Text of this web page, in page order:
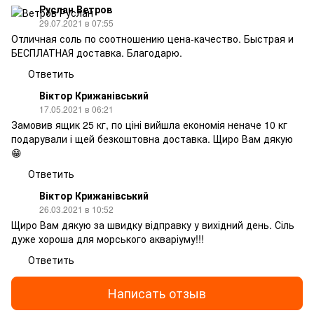
Руслан Ветров
29.07.2021 в 07:55
Отличная соль по соотношению цена-качество. Быстрая и
БЕСПЛАТНАЯ доставка. Благодарю.
Ответить
Віктор Крижанівський
17.05.2021 в 06:21
Замовив ящик 25 кг, по ціні вийшла економія неначе 10 кг
подарували і щей безкоштовна доставка. Щиро Вам дякую
😁
Ответить
Віктор Крижанівський
26.03.2021 в 10:52
Щиро Вам дякую за швидку відправку у вихідний день. Сіль
дуже хороша для морського акваріуму!!!
Ответить
Написать отзыв